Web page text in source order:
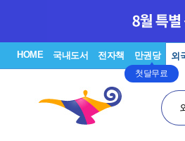
HOME 국내도서 전자책 만권당
첫달무료
외